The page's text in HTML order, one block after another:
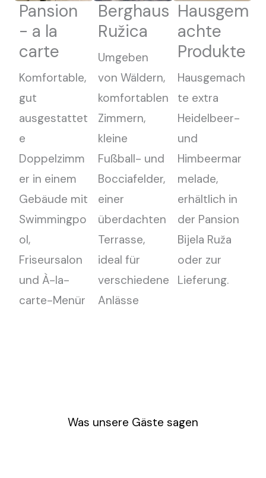
Pansion
- a la
carte
Komfortable,
gut
ausgestattet
e
Doppelzimm
er in einem
Gebäude mit
Swimmingpo
ol,
Friseursalon
und À-la-
carte-Menür
Berghaus
Ružica
Umgeben
von Wäldern,
komfortablen
Zimmern,
kleine
Fußball- und
Bocciafelder,
einer
überdachten
Terrasse,
ideal für
verschiedene
Anlässe
Hausgem
achte
Produkte
Hausgemach
te extra
Heidelbeer-
und
Himbeermar
melade,
erhältlich in
der Pansion
Bijela Ruža
oder zur
Lieferung.
Was unsere Gäste sagen